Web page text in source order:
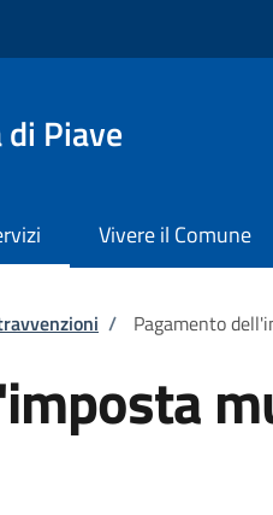
Piave
Vivere il Comune
/ Pagamento